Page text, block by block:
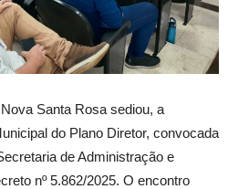
Santa Rosa sediou, a
do Plano Diretor, convocada
de Administração e
nº 5.862/2025. O encontro